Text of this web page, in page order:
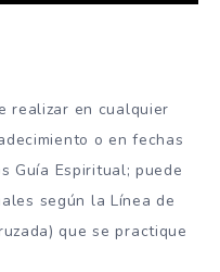
realizar en cualquier
o en fechas
Guía Espiritual; puede
según la Línea de
que se practique